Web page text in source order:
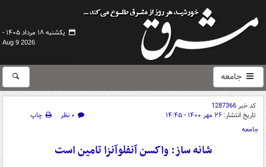
یکشنبه ۱۸ مرداد ۱۴۰۵ -
Aug 9 2026
جامعه
کد خبر1287366
تاریخ انتشار: ۲۶ مهر ۱۴۰۰ - ۱۴:۴۵ ۰ نظر
چاپ
جامعه
شانه ساز: واکسن آنفلوآنزا تامین است